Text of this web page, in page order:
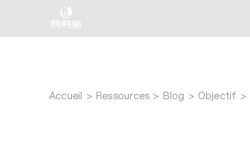
Accueil Ressources Blog Objectif